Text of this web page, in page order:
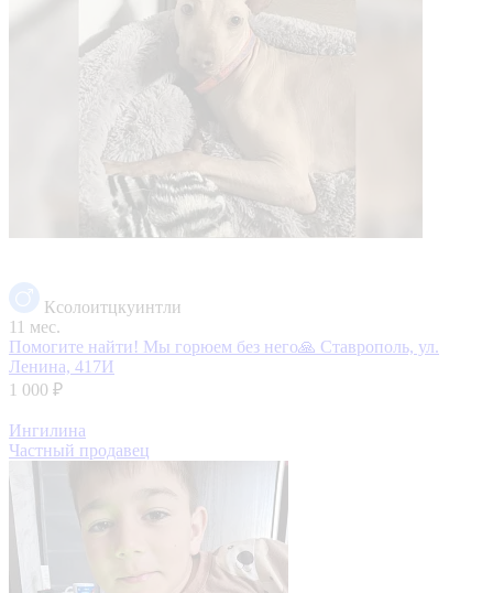
Ксолоитцкуинтли
11 мес.
Помогите найти! Мы горюем без него🙏 Ставрополь, ул.
Ленина, 417И
1 000 ₽
Ингилина
Частный продавец